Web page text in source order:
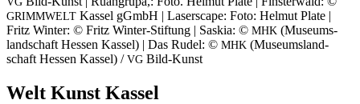
GRIMMWELT Kas­sel gGmbH | Laser­s­cape: Foto: Hel­mut Pla­te |
Fritz Win­ter: © Fritz Win­ter-Stif­tung | Saskia: © MHK (Muse­ums­
land­schaft Hes­sen Kas­sel) | Das Rudel: © MHK (Muse­ums­land­
schaft Hes­sen Kas­sel) /VG Bild-Kunst
Welt Kunst Kassel